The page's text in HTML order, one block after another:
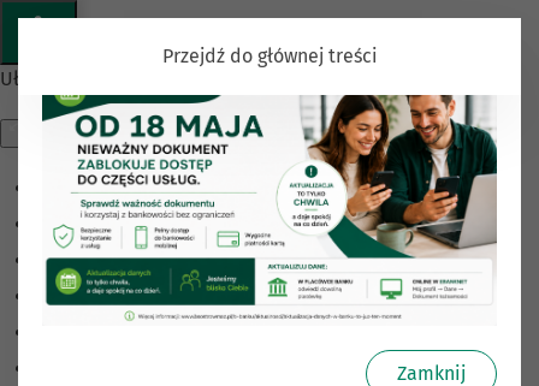
Ułatwienia dostępu
Odwróć kolory
Monochromatyczny
Ciemny kontrast
Jasny kontrast
Przejdź do głównej treści
Zamknij